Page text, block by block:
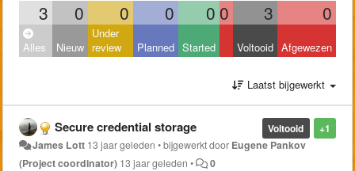
3 0 0 0 0 0 3 0
Alles Nieuw
Under
review
Planned Started Voltooid Afgewezen
Laatst bijgewerkt
+1
Voltooid
Secure credential storage
James Lott 13 jaar geleden •bijgewerkt door Eugene Pankov
(Project coordinator) 13 jaar geleden • 0